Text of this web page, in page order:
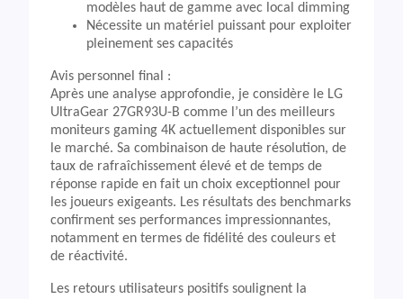
modèles haut de gamme avec local dimming
Nécessite un matériel puissant pour exploiter
pleinement ses capacités
Avis personnel final :
Après une analyse approfondie, je considère le LG
UltraGear 27GR93U-B comme l’un des meilleurs
moniteurs gaming 4K actuellement disponibles sur
le marché. Sa combinaison de haute résolution, de
taux de rafraîchissement élevé et de temps de
réponse rapide en fait un choix exceptionnel pour
les joueurs exigeants. Les résultats des benchmarks
confirment ses performances impressionnantes,
notamment en termes de fidélité des couleurs et
de réactivité.
Les retours utilisateurs positifs soulignent la